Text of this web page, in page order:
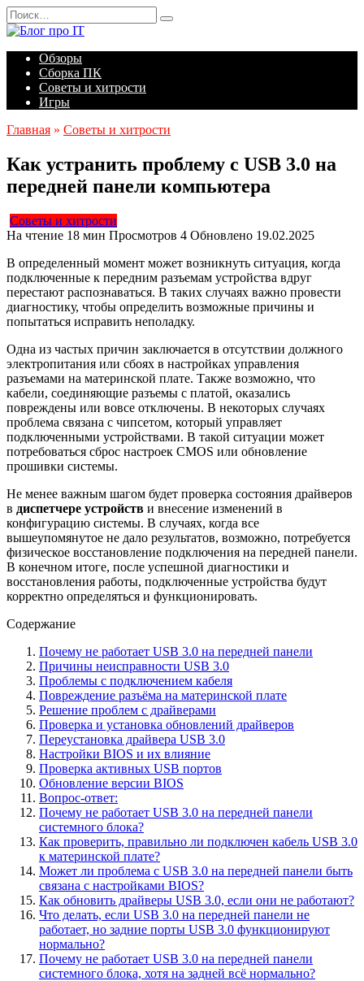
Перейти
к
содержанию
Search
for:
Обзоры
Сборка ПК
Советы и хитрости
Игры
Главная » Советы и хитрости
Как устранить проблему с USB 3.0 на
передней панели компьютера
Советы и хитрости
На чтение 18 мин Просмотров 4 Обновлено 19.02.2025
В определенный момент может возникнуть ситуация, когда
подключенные к передним разъемам устройства вдруг
перестают распознаваться. В таких случаях важно провести
диагностику, чтобы определить возможные причины и
попытаться исправить неполадку.
Одна из частых причин заключается в отсутствии должного
электропитания или сбоях в настройках управления
разъемами на материнской плате. Также возможно, что
кабели, соединяющие разъемы с платой, оказались
повреждены или вовсе отключены. В некоторых случаях
проблема связана с чипсетом, который управляет
подключенными устройствами. В такой ситуации может
потребоваться сброс настроек CMOS или обновление
прошивки системы.
Не менее важным шагом будет проверка состояния драйверов
в диспетчере устройств и внесение изменений в
конфигурацию системы. В случаях, когда все
вышеупомянутое не дало результатов, возможно, потребуется
физическое восстановление подключения на передней панели.
В конечном итоге, после успешной диагностики и
восстановления работы, подключенные устройства будут
корректно определяться и функционировать.
Содержание
Почему не работает USB 3.0 на передней панели
Причины неисправности USB 3.0
Проблемы с подключением кабеля
Повреждение разъёма на материнской плате
Решение проблем с драйверами
Проверка и установка обновлений драйверов
Переустановка драйвера USB 3.0
Настройки BIOS и их влияние
Проверка активных USB портов
Обновление версии BIOS
Вопрос-ответ:
Почему не работает USB 3.0 на передней панели
системного блока?
Как проверить, правильно ли подключен кабель USB 3.0
к материнской плате?
Может ли проблема с USB 3.0 на передней панели быть
связана с настройками BIOS?
Как обновить драйверы USB 3.0, если они не работают?
Что делать, если USB 3.0 на передней панели не
работает, но задние порты USB 3.0 функционируют
нормально?
Почему не работает USB 3.0 на передней панели
системного блока, хотя на задней всё нормально?